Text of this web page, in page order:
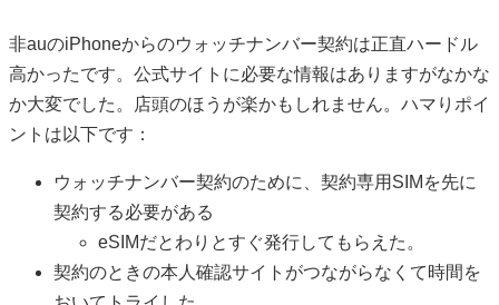
非auのiPhoneからのウォッチナンバー契約は正直ハードル
高かったです。公式サイトに必要な情報はありますがなかな
か大変でした。店頭のほうが楽かもしれません。ハマりポイ
ントは以下です：
ウォッチナンバー契約のために、契約専用SIMを先に
契約する必要がある
eSIMだとわりとすぐ発行してもらえた。
契約のときの本人確認サイトがつながらなくて時間を